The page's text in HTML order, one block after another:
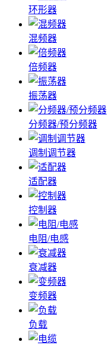
环形器
混频器
倍频器
振荡器
分频器/预分频器
调制调节器
适配器
控制器
电阻/电感
衰减器
变频器
负载